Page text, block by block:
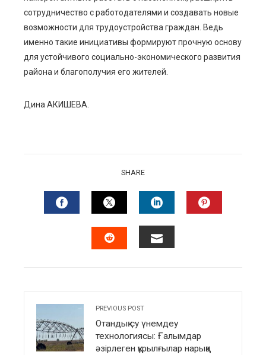
сотрудничество с работодателями и создавать новые
возможности для трудоустройства граждан. Ведь
именно такие инициативы формируют прочную основу
для устойчивого социально-экономического развития
района и благополучия его жителей.
Дина АКИШЕВА.
SHARE
FACEBOOKTWITTERLINKEDIN
PREVIOUS POST
Отандық су үнемдеу
технологиясы: Ғалымдар
әзірлеген құрылғылар нарыққа